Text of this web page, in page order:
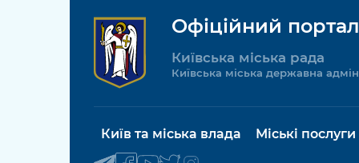
Офіційний
Київська міська рада
Київська міська державна
Київ та міська влада Міські послуги